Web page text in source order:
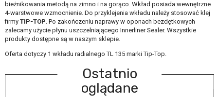
bieżnikowania metodą na zimno i na gorąco. Wkład posiada wewnętrzne
4-warstwowe wzmocnienie. Do przyklejenia wkładu należy stosować klej
firmy TIP-TOP. Po zakończeniu naprawy w oponach bezdętkowych
zalecamy użycie płynu uszczelniającego Innerliner Sealer. Wszystkie
produkty dostępne są w naszym sklepie.
Oferta dotyczy 1 wkładu radialnego TL 135 marki Tip-Top.
Ostatnio
oglądane